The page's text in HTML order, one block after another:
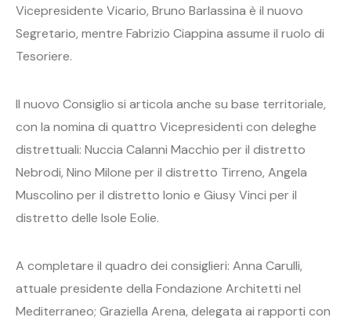
Vicepresidente Vicario, Bruno Barlassina è il nuovo
Segretario, mentre Fabrizio Ciappina assume il ruolo di
Tesoriere.
Il nuovo Consiglio si articola anche su base territoriale,
con la nomina di quattro Vicepresidenti con deleghe
distrettuali: Nuccia Calanni Macchio per il distretto
Nebrodi, Nino Milone per il distretto Tirreno, Angela
Muscolino per il distretto Ionio e Giusy Vinci per il
distretto delle Isole Eolie.
A completare il quadro dei consiglieri: Anna Carulli,
attuale presidente della Fondazione Architetti nel
Mediterraneo; Graziella Arena, delegata ai rapporti con